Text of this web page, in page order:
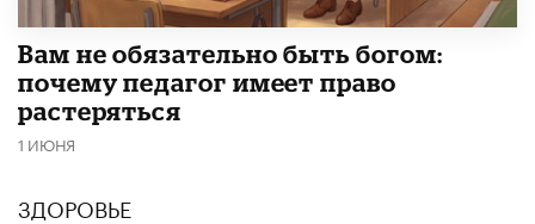
​Вам не обязательно быть богом:
почему педагог имеет право
растеряться
1 ИЮНЯ
ЗДОРОВЬЕ